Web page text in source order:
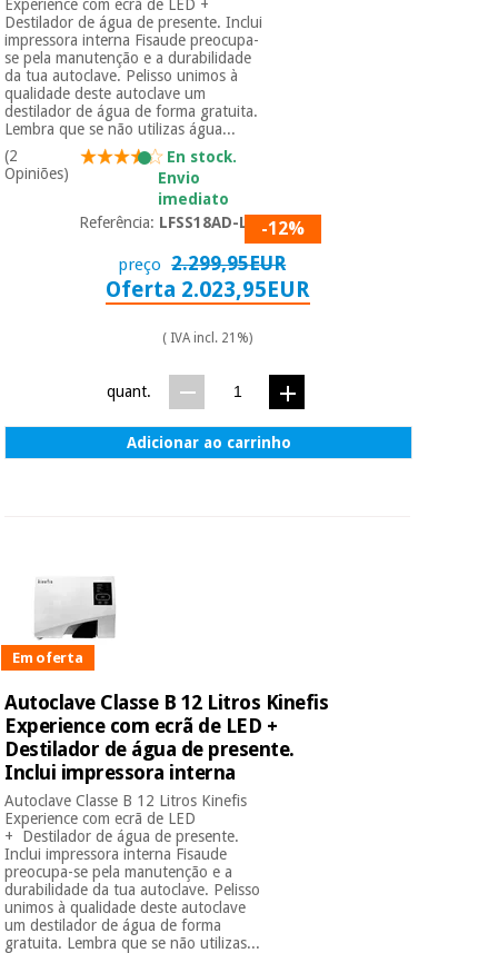
Experience com ecrã de LED +
Destilador de água de presente. Inclui
impressora interna Fisaude preocupa-
se pela manutenção e a durabilidade
da tua autoclave. Pelisso unimos à
qualidade deste autoclave um
destilador de água de forma gratuita.
Lembra que se não utilizas água...
(2
Opiniões)
En stock.
Envio
imediato
Referência: LFSS18AD-LED-12%
preço 2.299,95EUR
Oferta 2.023,95EUR
( IVA incl. 21%)
quant.
Adicionar ao carrinho
Em oferta
Autoclave Classe B 12 Litros Kinefis
Experience com ecrã de LED +
Destilador de água de presente.
Inclui impressora interna
Autoclave Classe B 12 Litros Kinefis
Experience com ecrã de LED
+ Destilador de água de presente.
Inclui impressora interna Fisaude
preocupa-se pela manutenção e a
durabilidade da tua autoclave. Pelisso
unimos à qualidade deste autoclave
um destilador de água de forma
gratuita. Lembra que se não utilizas...